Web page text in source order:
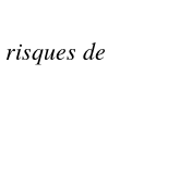
de